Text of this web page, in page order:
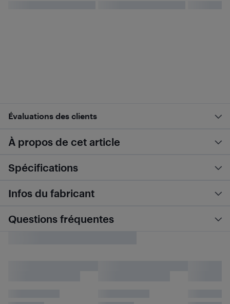
Évaluations des clients
À propos de cet article
Spécifications
Infos du fabricant
Questions fréquentes